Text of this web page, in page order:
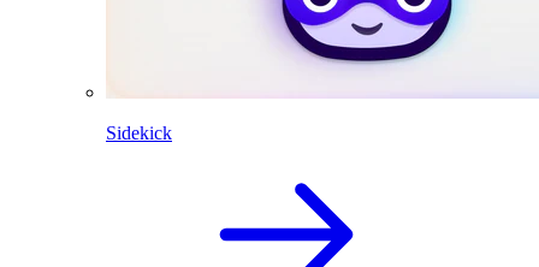
Sidekick